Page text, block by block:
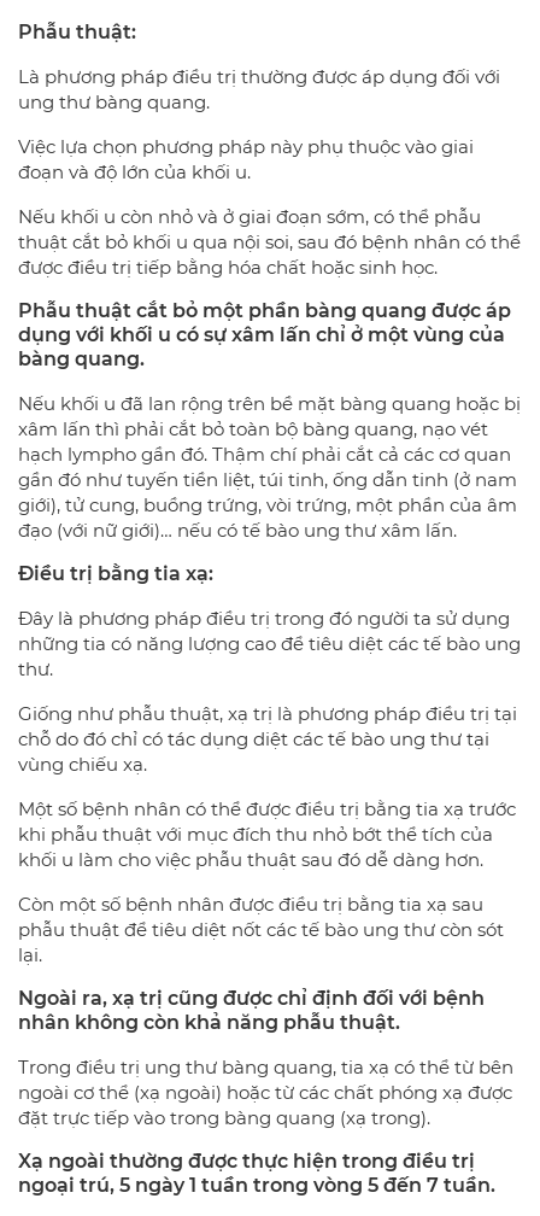
Phẫu thuật:
Là phương pháp điều trị thường được áp dụng đối với
ung thư bàng quang.
Việc lựa chọn phương pháp này phụ thuộc vào giai
đoạn và độ lớn của khối u.
Nếu khối u còn nhỏ và ở giai đoạn sớm, có thể phẫu
thuật cắt bỏ khối u qua nội soi, sau đó bệnh nhân có thể
được điều trị tiếp bằng hóa chất hoặc sinh học.
Phẫu thuật cắt bỏ một phần bàng quang được áp
dụng với khối u có sự xâm lấn chỉ ở một vùng của
bàng quang.
Nếu khối u đã lan rộng trên bề mặt bàng quang hoặc bị
xâm lấn thì phải cắt bỏ toàn bộ bàng quang, nạo vét
hạch lympho gần đó. Thậm chí phải cắt cả các cơ quan
gần đó như tuyến tiền liệt, túi tinh, ống dẫn tinh (ở nam
giới), tử cung, buồng trứng, vòi trứng, một phần của âm
đạo (với nữ giới)… nếu có tế bào ung thư xâm lấn.
Điều trị bằng tia xạ:
Đây là phương pháp điều trị trong đó người ta sử dụng
những tia có năng lượng cao để tiêu diệt các tế bào ung
thư.
Giống như phẫu thuật, xạ trị là phương pháp điều trị tại
chỗ do đó chỉ có tác dụng diệt các tế bào ung thư tại
vùng chiếu xạ.
Một số bệnh nhân có thể được điều trị bằng tia xạ trước
khi phẫu thuật với mục đích thu nhỏ bớt thể tích của
khối u làm cho việc phẫu thuật sau đó dễ dàng hơn.
Còn một số bệnh nhân được điều trị bằng tia xạ sau
phẫu thuật để tiêu diệt nốt các tế bào ung thư còn sót
lại.
Ngoài ra, xạ trị cũng được chỉ định đối với bệnh
nhân không còn khả năng phẫu thuật.
Trong điều trị ung thư bàng quang, tia xạ có thể từ bên
ngoài cơ thể (xạ ngoài) hoặc từ các chất phóng xạ được
đặt trực tiếp vào trong bàng quang (xạ trong).
Xạ ngoài thường được thực hiện trong điều trị
ngoại trú, 5 ngày 1 tuần trong vòng 5 đến 7 tuần.